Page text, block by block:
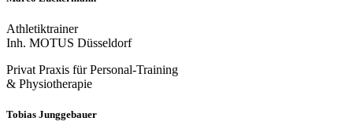
Athletiktrainer
Inh. MOTUS Düsseldorf
Privat Praxis für Personal-Training
& Physiotherapie
Tobias Junggebauer